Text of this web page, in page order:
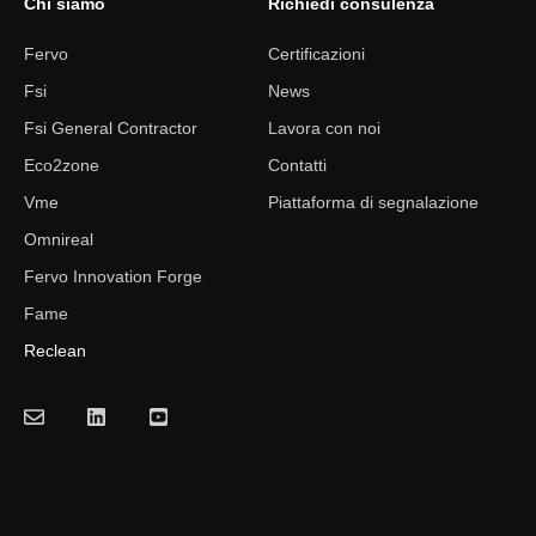
Chi siamo
Fervo
Fsi
Fsi General Contractor
Eco2zone
Vme
Omnireal
Fervo Innovation Forge
Fame
Reclean
Richiedi consulenza
Certificazioni
News
Lavora con noi
Contatti
Piattaforma di segnalazione